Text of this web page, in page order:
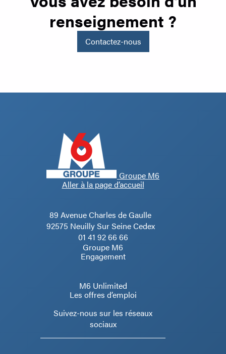
renseignement ?
Contactez-nous
Groupe M6
Aller à la page d’accueil
89 Avenue Charles de Gaulle
92575 Neuilly Sur Seine Cedex
01 41 92 66 66
Groupe M6
Engagement
M6 Unlimited
Les offres d’emploi
Suivez-nous sur les réseaux
sociaux